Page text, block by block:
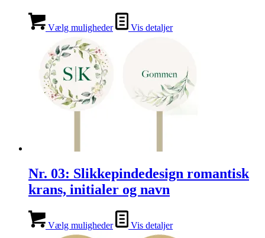
Vælg muligheder Vis detaljer
Nr. 03: Slikkepindedesign romantisk
krans, initialer og navn
Vælg muligheder Vis detaljer